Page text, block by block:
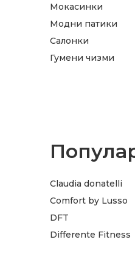
Мокасинки
Модни патики
Салонки
Гумени чизми
Claudia donatelli
Comfort by Lusso
DFT
Differente Fitness